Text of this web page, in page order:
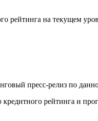
рейтинга на текущем
пресс-релиз по
рейтинга и